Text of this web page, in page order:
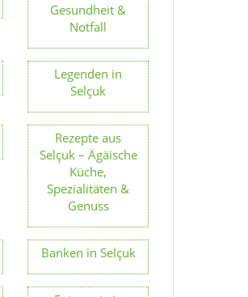
Gesundheit &
Notfall
Legenden in
Selçuk
Rezepte aus
Selçuk – Ägäische
Küche,
Spezialitäten &
Genuss
Banken in Selçuk